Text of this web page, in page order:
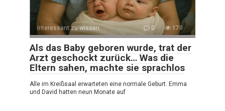
Interessant zu wissen 0 170
Als das Baby geboren wurde, trat der
Arzt geschockt zurück… Was die
Eltern sahen, machte sie sprachlos
Alle im Kreißsaal erwarteten eine normale Geburt. Emma
und David hatten neun Monate auf